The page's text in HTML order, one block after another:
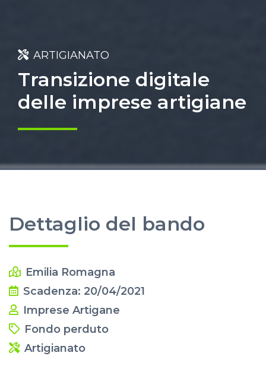
ARTIGIANATO
Transizione digitale
delle imprese artigiane
Dettaglio del bando
Emilia Romagna
Scadenza: 20/04/2021
Imprese Artigane
Fondo perduto
Artigianato